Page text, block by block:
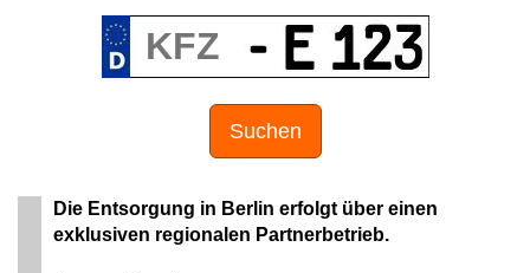
Suchen
Die Entsorgung in Berlin erfolgt über einen
exklusiven regionalen Partnerbetrieb.